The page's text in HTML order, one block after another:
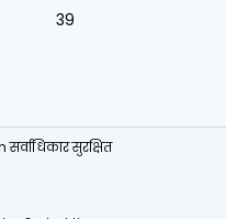
39
सुरक्षित